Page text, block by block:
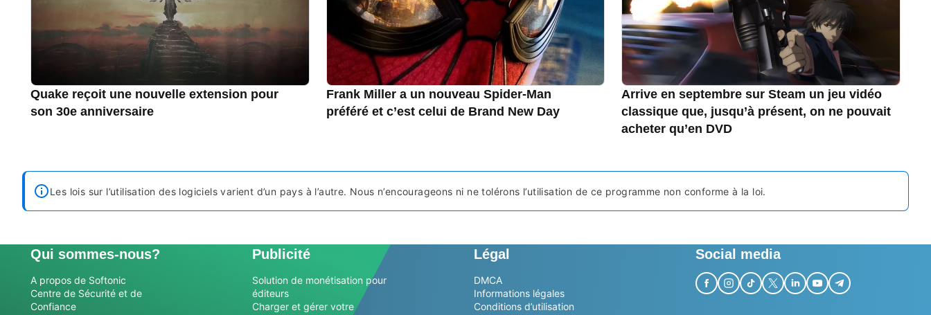
Quake reçoit une nouvelle extension pour
son 30e anniversaire
Frank Miller a un nouveau Spider-Man
préféré et c’est celui de Brand New Day
Arrive en septembre sur Steam un jeu vidéo
classique que, jusqu’à présent, on ne pouvait
acheter qu’en DVD
Les lois sur l’utilisation des logiciels varient d’un pays à l’autre. Nous n’encourageons ni ne tolérons l’utilisation de ce programme non conforme à la loi.
Qui sommes-nous?
A propos de Softonic
Centre de Sécurité et de
Confiance
Publicité
Solution de monétisation pour
éditeurs
Charger et gérer votre
Légal
DMCA
Informations légales
Conditions d’utilisation
Social media